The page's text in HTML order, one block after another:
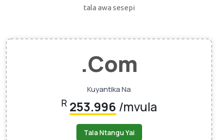
tala awa sesepi
.com
Kuyantika Na
R 253.996 /mvula
Tala Ntangu Yai